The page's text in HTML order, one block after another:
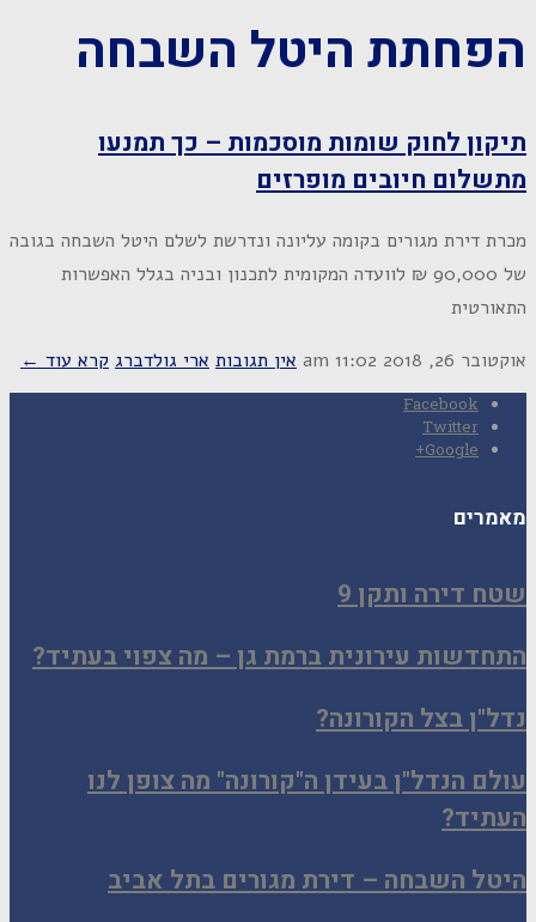
הפחתת היטל השבחה
תיקון לחוק שומות מוסכמות – כך תמנעו
מתשלום חיובים מופרזים
מכרת דירת מגורים בקומה עליונה ונדרשת לשלם היטל השבחה בגובה
של 90,000 ₪ לוועדה המקומית לתכנון ובניה בגלל האפשרות
התאורטית
אוקטובר 26, 2018
11:02 am אין תגובות ארי גולדברג קרא עוד ←
Facebook
Twitter
Google+
מאמרים
שטח דירה ותקן 9
התחדשות עירונית ברמת גן – מה צפוי בעתיד?
נדל"ן בצל הקורונה?
עולם הנדל"ן בעידן ה"קורונה" מה צופן לנו
העתיד?
היטל השבחה – דירת מגורים בתל אביב